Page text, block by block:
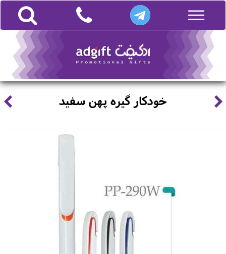
خودکار گیره پهن سفید